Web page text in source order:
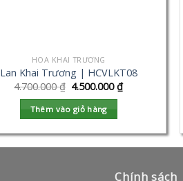
HOA KHAI TRƯƠNG
Lan Khai Trương | HCVLKT08
4.700.000₫ 4.500.000₫
Thêm vào giỏ hàng
Chính sách